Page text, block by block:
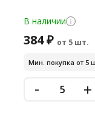
В наличии
384 ₽ от 5 шт.
Мин. покупка от 5
- +